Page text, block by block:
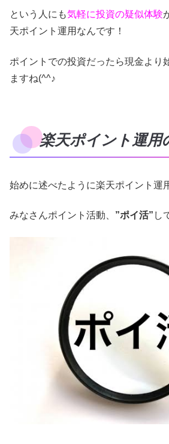
という人にも気軽に投資の疑似体験
天ポイント運用なんです！
ポイントでの投資だったら現金より
ますね(^^♪
楽天ポイント運用
始めに述べたように楽天ポイント運
みなさんポイント活動、 ”ポイ活” し